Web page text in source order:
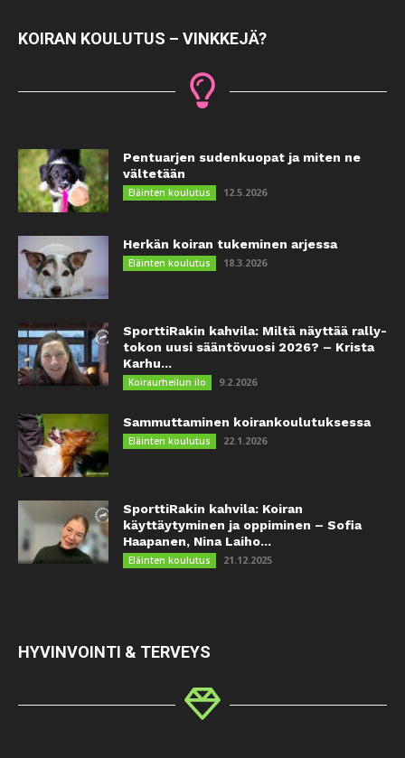
KOIRAN KOULUTUS – VINKKEJÄ?
Pentuarjen sudenkuopat ja miten ne
vältetään
Eläinten koulutus 12.5.2026
Herkän koiran tukeminen arjessa
Eläinten koulutus 18.3.2026
SporttiRakin kahvila: Miltä näyttää rally-
tokon uusi sääntövuosi 2026? – Krista
Karhu...
Koiraurheilun ilo 9.2.2026
Sammuttaminen koirankoulutuksessa
Eläinten koulutus 22.1.2026
SporttiRakin kahvila: Koiran
käyttäytyminen ja oppiminen – Sofia
Haapanen, Nina Laiho...
Eläinten koulutus 21.12.2025
HYVINVOINTI & TERVEYS